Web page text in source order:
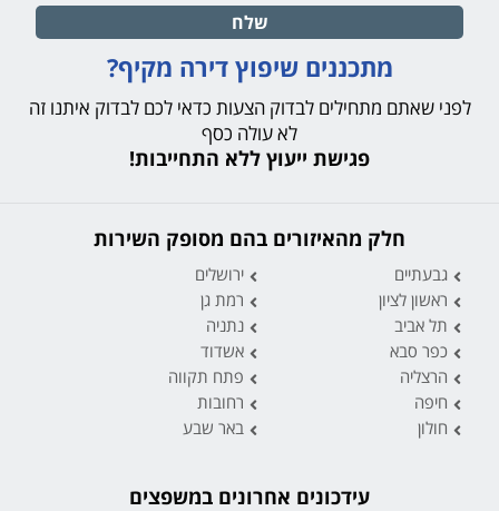
שלח
מתכננים שיפוץ דירה מקיף?
לפני שאתם מתחילים לבדוק הצעות כדאי לכם לבדוק איתנו זה
לא עולה כסף
פגישת ייעוץ ללא התחייבות!
חלק מהאיזורים בהם מסופק השירות
גבעתיים
ירושלים
ראשון לציון
רמת גן
תל אביב
נתניה
כפר סבא
אשדוד
הרצליה
פתח תקווה
חיפה
רחובות
חולון
באר שבע
עידכונים אחרונים במשפצים